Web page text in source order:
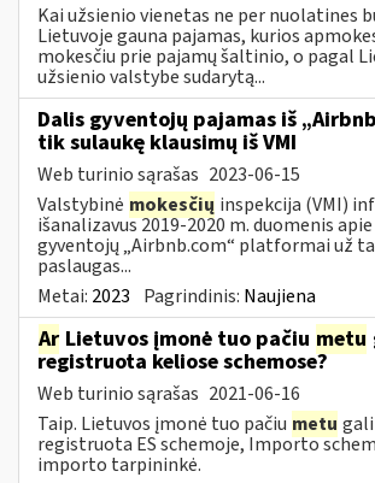
Kai užsienio vienetas ne per nuolatines
Lietuvoje gauna pajamas, kurios
mokesčiu prie pajamų šaltinio, o pagal
užsienio valstybe sudarytą...
Dalis gyventojų pajamas iš
tik sulaukę klausimų iš VMI
Web turinio sąrašas 2023-06-15
Valstybinė mokesčių inspekcija (VMI)
išanalizavus 2019-2020 m. duomenis
gyventojų „Airbnb.com“ platformai už
paslaugas...
Metai: 2023 Pagrindinis: Naujiena
Ar Lietuvos įmonė tuo pačiu metu
registruota keliose schemose?
Web turinio sąrašas 2021-06-16
Taip. Lietuvos įmonė tuo pačiu metu
registruota ES schemoje, Importo
importo tarpininkė.